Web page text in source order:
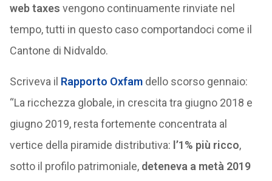
web taxes vengono continuamente rinviate nel
tempo, tutti in questo caso comportandoci come il
Cantone di Nidvaldo.
Scriveva il Rapporto Oxfamdello scorso gennaio:
“La ricchezza globale, in crescita tra giugno 2018 e
giugno 2019, resta fortemente concentrata al
vertice della piramide distributiva: l’1% più ricco,
sotto il profilo patrimoniale, deteneva a metà 2019